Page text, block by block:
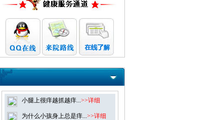
小腿上很痒越抓越痒...>>详细
为什么小孩身上总是痒...>>详细